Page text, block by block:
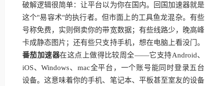
破解逻辑很简单：让平台以为你在国内。回国加速器就是
这个"易容术"的执行者。但市面上的工具鱼龙混杂。有些
号称免费，实则倒卖你的带宽数据；有些线路少，晚高峰
卡成静态图片；还有些只支持手机，想在电脑上看没门。
番茄加速器在这点上做得比较周全——它支持Android、
iOS、Windows、mac全平台，一个账号能同时登录五台
设备。这意味着你的手机、笔记本、平板甚至室友的设备